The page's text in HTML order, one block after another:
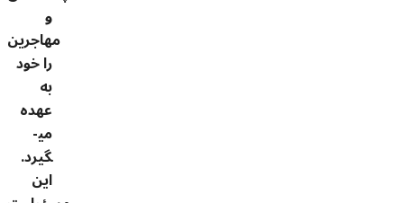
و
مهاجرین
را خود
به
عهده
می­
گیرد.
این